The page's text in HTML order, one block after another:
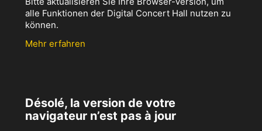
alle Funktionen der Digital Concert Hall nutzen zu
können.
Mehr erfahren
Désolé, la version de votre
navigateur n’est pas à jour